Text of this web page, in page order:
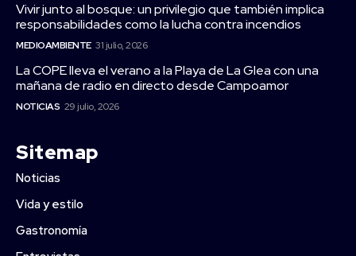
Vivir junto al bosque: un privilegio que también implica
responsabilidades como la lucha contra incendios
MEDIOAMBIENTE 31 julio, 2026
La COPE lleva el verano a la Playa de La Glea con una
mañana de radio en directo desde Campoamor
NOTICIAS 29 julio, 2026
Sitemap
Noticias
Vida y estilo
Gastronomía